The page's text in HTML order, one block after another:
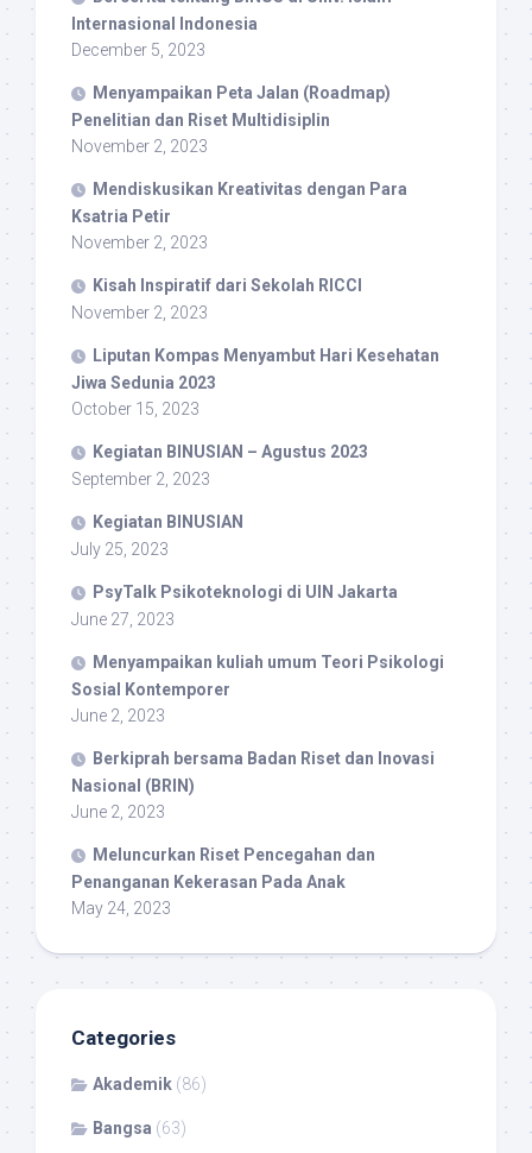
Internasional Indonesia
December 5, 2023
Menyampaikan Peta Jalan (Roadmap)
Penelitian dan Riset Multidisiplin
November 2, 2023
Mendiskusikan Kreativitas dengan Para
Ksatria Petir
November 2, 2023
Kisah Inspiratif dari Sekolah RICCI
November 2, 2023
Liputan Kompas Menyambut Hari Kesehatan
Jiwa Sedunia 2023
October 15, 2023
Kegiatan BINUSIAN – Agustus 2023
September 2, 2023
Kegiatan BINUSIAN
July 25, 2023
PsyTalk Psikoteknologi di UIN Jakarta
June 27, 2023
Menyampaikan kuliah umum Teori Psikologi
Sosial Kontemporer
June 2, 2023
Berkiprah bersama Badan Riset dan Inovasi
Nasional (BRIN)
June 2, 2023
Meluncurkan Riset Pencegahan dan
Penanganan Kekerasan Pada Anak
May 24, 2023
Categories
Akademik (86)
Bangsa (63)